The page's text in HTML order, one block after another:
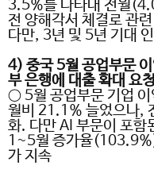
3.5%를 나타내 전월
전 양해각서 체결로 관
다만, 3년 및 5년 기대
4) 중국5월 공업부문
부 은행에 대출 확대 요청
○ 5월 공업부문 기업
월비 21.1% 늘었으나,
화. 다만AI 부문이 포함
1~5월 증가율
가 지속